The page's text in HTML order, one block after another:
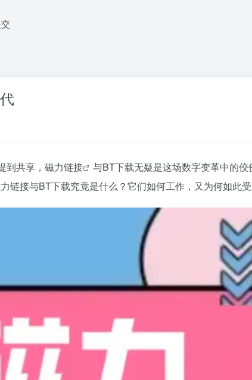
到共享， 磁力链接
与BT下载无疑是这场数字变革中的佼
链接与BT下载究竟是什么？它们如何工作，又为何如此